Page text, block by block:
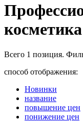
Всего 1 позиция.
способ отображения:
Новинки
название
повышение цен
понижение цен